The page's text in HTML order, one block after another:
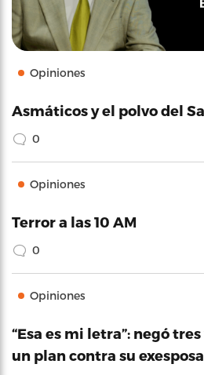
Opiniones
Asmáticos y el polvo del
0
Opiniones
Terror a las 10 AM
0
Opiniones
“Esa es mi letra”: negó
un plan contra su